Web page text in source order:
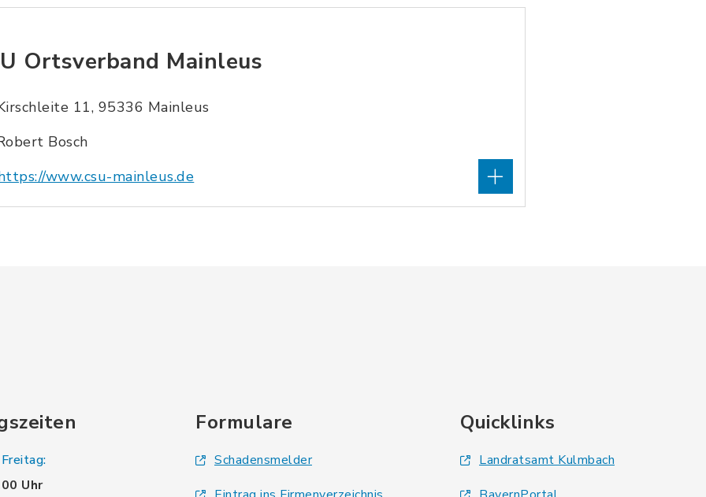
Ortsverband Mainleus
11, 95336 Mainleus
Bosch
www.csu-mainleus.de
Uhr
Formulare
Schadensmelder
Quicklinks
Landratsamt Kulmbach